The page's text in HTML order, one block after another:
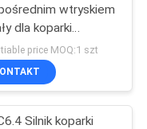
wtryskiem
dla koparki
price MOQ:1 szt
Silnik koparki